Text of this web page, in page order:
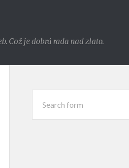
Což je dobrá rada nad zlato.